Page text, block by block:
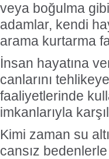
veya boğulma
adamlar, kendi
arama kurtarma
İnsan hayatına
canlarını
faaliyetlerinde
imkanlarıyla
Kimi zaman su
cansız